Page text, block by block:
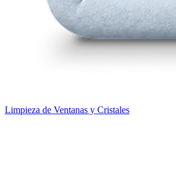
Limpieza de Ventanas y Cristales